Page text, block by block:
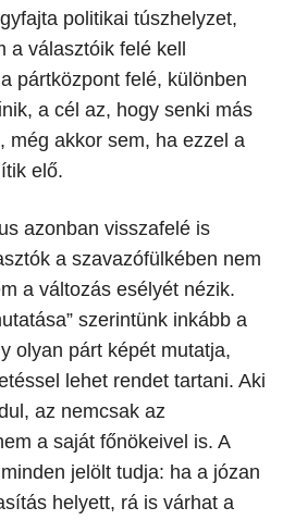
politikai túszhelyzet,
a választóik felé kell
pártközpont felé, különben
a cél az, hogy senki más
még akkor sem, ha ezzel a
elő.
azonban visszafelé is
a szavazófülkében nem
a változás esélyét nézik.
szerintünk inkább a
olyan párt képét mutatja,
lehet rendet tartani. Aki
az nemcsak az
a saját főnökeivel is. A
jelölt tudja: ha a józan
helyett, rá is várhat a